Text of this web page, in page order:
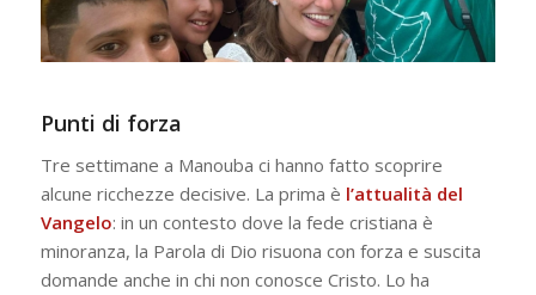
Punti di forza
Tre settimane a Manouba ci hanno fatto scoprire
alcune ricchezze decisive. La prima è l’attualità del
Vangelo: in un contesto dove la fede cristiana è
minoranza, la Parola di Dio risuona con forza e suscita
domande anche in chi non conosce Cristo. Lo ha